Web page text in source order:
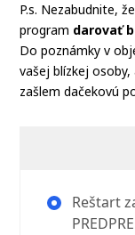
P.s. Nezabudnite,
program darovať
Do poznámky v
vašej blízkej osoby,
zašlem dačekovú
Reštart